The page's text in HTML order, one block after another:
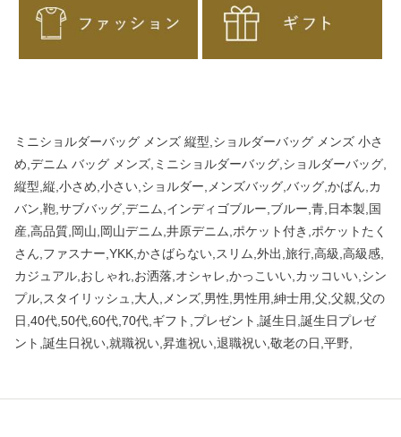
ミニショルダーバッグ メンズ 縦型,ショルダーバッグ メンズ 小さ
め,デニム バッグ メンズ,ミニショルダーバッグ,ショルダーバッグ,
縦型,縦,小さめ,小さい,ショルダー,メンズバッグ,バッグ,かばん,カ
バン,鞄,サブバッグ,デニム,インディゴブルー,ブルー,青,日本製,国
産,高品質,岡山,岡山デニム,井原デニム,ポケット付き,ポケットたく
さん,ファスナー,YKK,かさばらない,スリム,外出,旅行,高級,高級感,
カジュアル,おしゃれ,お洒落,オシャレ,かっこいい,カッコいい,シン
プル,スタイリッシュ,大人,メンズ,男性,男性用,紳士用,父,父親,父の
日,40代,50代,60代,70代,ギフト,プレゼント,誕生日,誕生日プレゼ
ント,誕生日祝い,就職祝い,昇進祝い,退職祝い,敬老の日,平野,